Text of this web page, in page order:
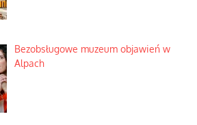
Bezobsługowe muzeum objawień w
Alpach